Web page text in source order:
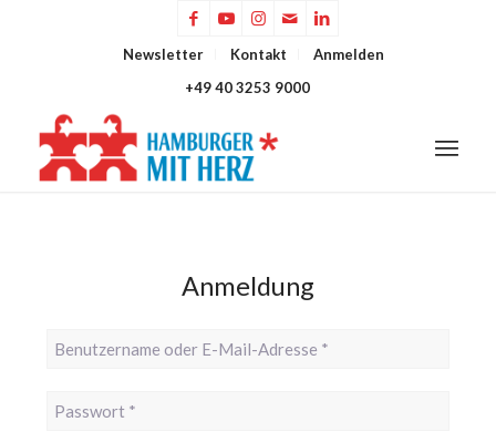
Newsletter Kontakt
Anmelden
+49 40 3253 9000
Anmeldung
Benutzername oder E-Mail-Adresse
Passwort *